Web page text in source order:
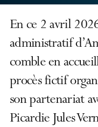
En ce 2 avril
administratif
comble en
procès fictif
son partenariat
Picardie Jules